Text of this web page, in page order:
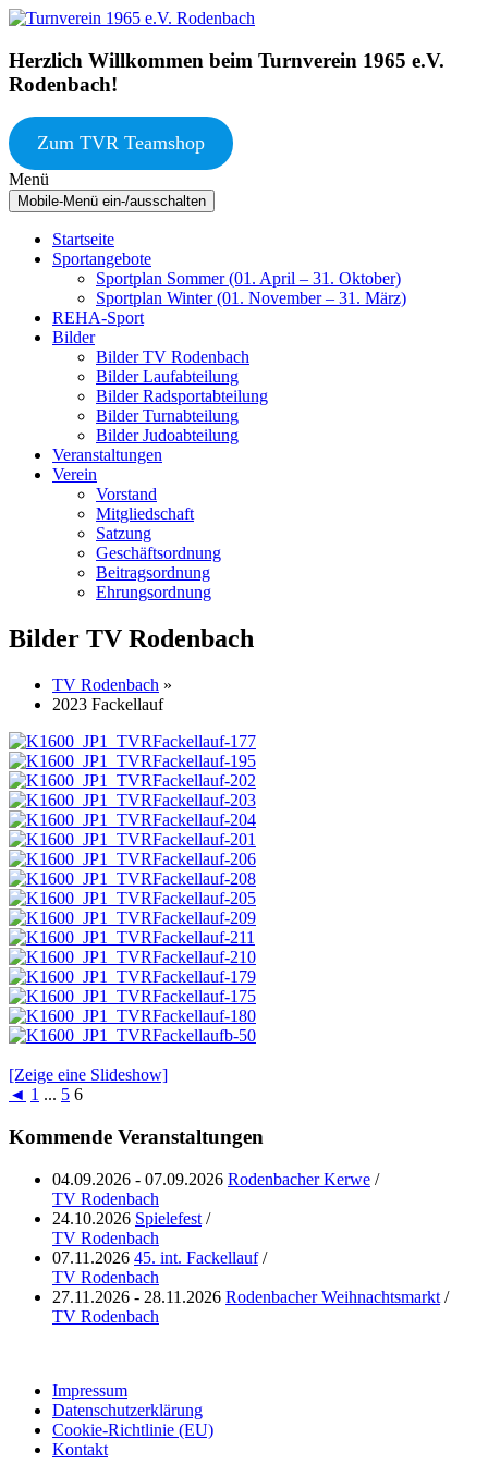
Springe
Inhalt
Zum
springen
Herzlich Willkommen beim Turnverein 1965 e.V.
Rodenbach!
Zum TVR Teamshop
Menü
Mobile-Menü ein-/ausschalten
Startseite
Sportangebote
Sportplan Sommer (01. April – 31. Oktober)
Sportplan Winter (01. November – 31. März)
REHA-Sport
Bilder
Bilder TV Rodenbach
Bilder Laufabteilung
Bilder Radsportabteilung
Bilder Turnabteilung
Bilder Judoabteilung
Veranstaltungen
Verein
Vorstand
Mitgliedschaft
Satzung
Geschäftsordnung
Beitragsordnung
Ehrungsordnung
Bilder TV Rodenbach
TV Rodenbach »
2023 Fackellauf
[Zeige eine Slideshow]
◄ 1 ... 5 6
Kommende Veranstaltungen
04.09.2026 - 07.09.2026 Rodenbacher Kerwe /
TV Rodenbach
24.10.2026 Spielefest /
TV Rodenbach
07.11.2026 45. int. Fackellauf/
TV Rodenbach
27.11.2026 - 28.11.2026 Rodenbacher Weihnachtsmarkt /
TV Rodenbach
Impressum
Datenschutzerklärung
Cookie-Richtlinie (EU)
Kontakt